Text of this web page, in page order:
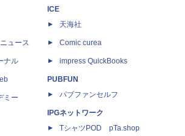
ュース
ナル
ミー
ICE
天海社
Comic curea
impress QuickBooks
PUBFUN
パブファンセルフ
IPGネットワーク
TシャツPOD pTa.shop